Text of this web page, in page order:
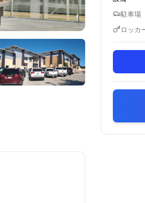
駐車場
ロッカ